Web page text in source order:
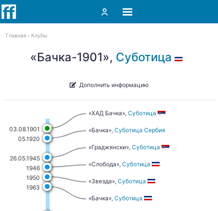
Главная Клубы
«Бачка-1901», Суботица
Дополнить информацию
03.08.1901
05.1920
26.05.1945
1946
1950
1963
«ХАД Бачка», Суботица
«Бачка», Суботица Сербия
«Граджянски», Суботица
«Слобода», Суботица
«Звезда», Суботица
«Бачка», Суботица